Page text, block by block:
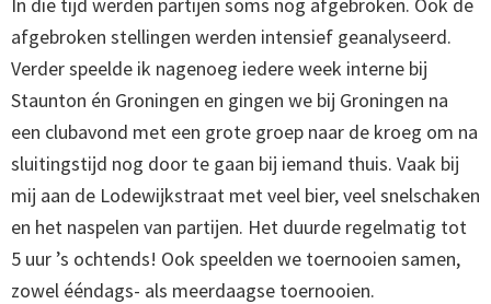
afgebroken stellingen werden intensief geanalyseerd.
Verder speelde ik nagenoeg iedere week interne bij
Staunton én Groningen en gingen we bij Groningen na
een clubavond met een grote groep naar de kroeg om na
sluitingstijd nog door te gaan bij iemand thuis. Vaak bij
mij aan de Lodewijkstraat met veel bier, veel snelschaken
en het naspelen van partijen. Het duurde regelmatig tot
5 uur ’s ochtends! Ook speelden we toernooien samen,
zowel ééndags- als meerdaagse toernooien.